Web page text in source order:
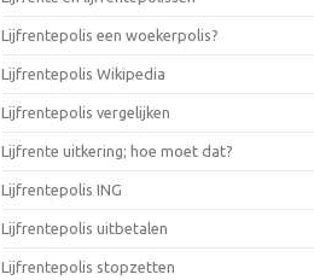
Lijfrentepolis een woekerpolis?
Lijfrentepolis Wikipedia
Lijfrentepolis vergelijken
Lijfrente uitkering; hoe moet dat?
Lijfrentepolis ING
Lijfrentepolis uitbetalen
Lijfrentepolis stopzetten